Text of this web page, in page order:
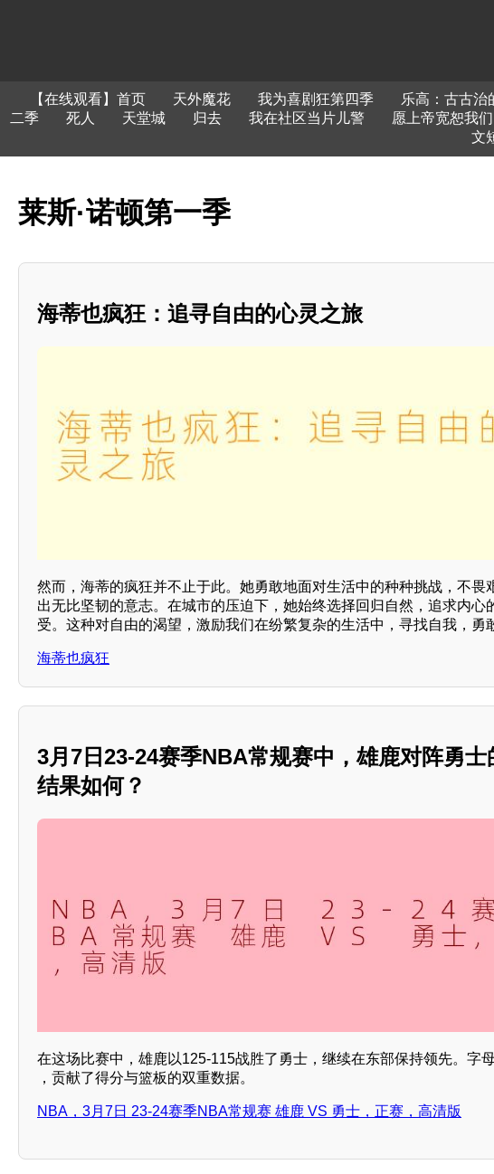
【在线观看】首页 天外魔花 我为喜剧狂第四季 乐高：古古治
二季
死人 天堂城 归去 我在社区当片儿警 愿上帝宽恕我们
文
莱斯·诺顿第一季
海蒂也疯狂：追寻自由的心灵之旅
然而，海蒂的疯狂并不止于此。她勇敢地面对生活中的种种挑战，不畏
出无比坚韧的意志。在城市的压迫下，她始终选择回归自然，追求内心
受。这种对自由的渴望，激励我们在纷繁复杂的生活中，寻找自我，勇
海蒂也疯狂
3月7日23-24赛季NBA常规赛中，雄鹿对阵勇士
结果如何？
在这场比赛中，雄鹿以125-115战胜了勇士，继续在东部保持领先。字
，贡献了得分与篮板的双重数据。
NBA，3月7日 23-24赛季NBA常规赛 雄鹿 VS 勇士，正赛，高清版